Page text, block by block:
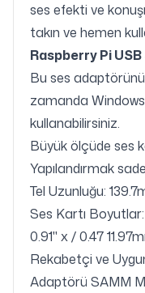
ses efekti ve
takın ve hemen
Raspberry Pi
Bu ses
zamanda
kullanabilirsiniz.
Büyük ölçüde ses
Yapılandırmak
Tel Uzunluğu:
Ses Kartı
0.91" x / 0.47
Rekabetçi ve
Adaptörü SAMM